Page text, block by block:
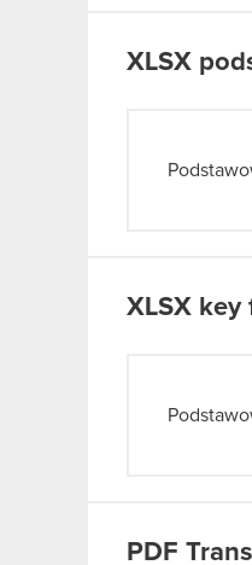
XLSX
XLSX key
PDF